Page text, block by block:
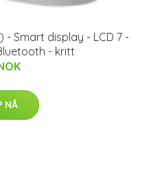
- Smart display - LCD 7 -
- kritt
NÅ